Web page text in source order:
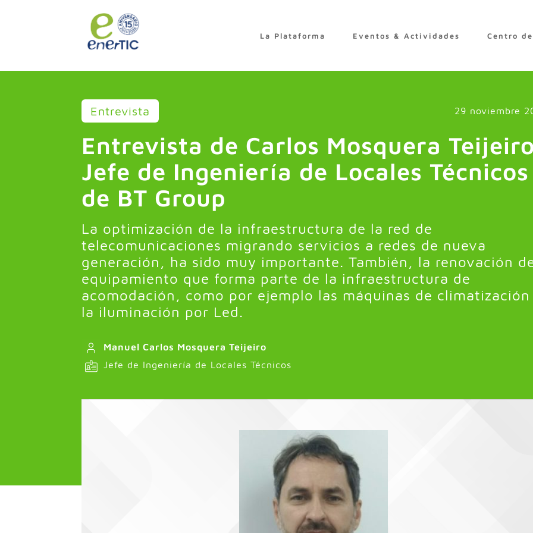
La Plataforma Eventos & Actividades Centro
Entrevista 29 noviembre
Entrevista de Carlos Mosquera
Jefe de Ingeniería de Locales Técnicos
de BT Group
La optimización de la infraestructura de la red de
telecomunicaciones migrando servicios a redes de nueva
generación, ha sido muy importante. También, la renovación
equipamiento que forma parte de la infraestructura de
acomodación, como por ejemplo las máquinas de
la iluminación por Led.
Manuel Carlos Mosquera Teijeiro
Jefe de Ingeniería de Locales Técnicos